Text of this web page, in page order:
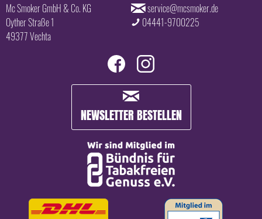
Mc Smoker GmbH & Co. KG
Oyther Straße 1
49377 Vechta
service@mcsmoker.de
04441-9700225
NEWSLETTER BESTELLEN